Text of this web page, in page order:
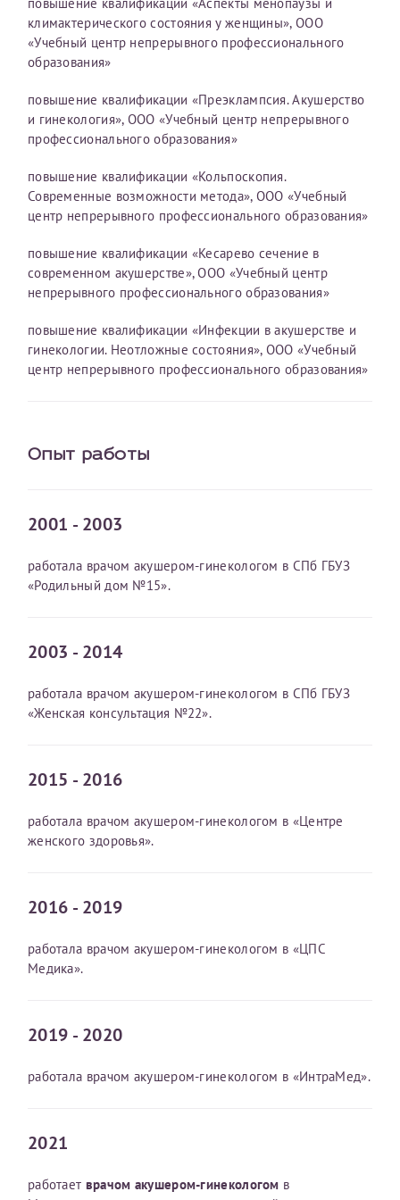
климактерического состояния у женщины», ООО
«Учебный центр непрерывного профессионального
образования»
повышение квалификации «Преэклампсия. Акушерство
и гинекология», ООО «Учебный центр непрерывного
профессионального образования»
повышение квалификации «Кольпоскопия.
Современные возможности метода», ООО «Учебный
центр непрерывного профессионального образования»
повышение квалификации «Кесарево сечение в
современном акушерстве», ООО «Учебный центр
непрерывного профессионального образования»
повышение квалификации «Инфекции в акушерстве и
гинекологии. Неотложные состояния», ООО «Учебный
центр непрерывного профессионального образования»
Опыт работы
2001 - 2003
работала врачом акушером-гинекологом в СПб ГБУЗ
«Родильный дом №15».
2003 - 2014
работала врачом акушером-гинекологом в СПб ГБУЗ
«Женская консультация №22».
2015 - 2016
работала врачом акушером-гинекологом в «Центре
женского здоровья».
2016 - 2019
работала врачом акушером-гинекологом в «ЦПС
Медика».
2019 - 2020
работала врачом акушером-гинекологом в «ИнтраМед».
2021
работает врачом акушером-гинекологом в
Я подтверждаю свое согласие на передачу указанной мной
информации в электронной форме (в том числе персональных
данных) по открытым каналам связи сети Интернет.